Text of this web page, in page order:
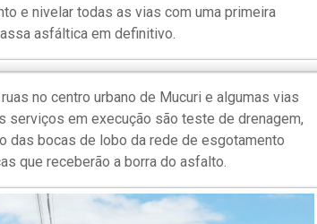
e nivelar todas as vias com uma primeira
asfáltica em definitivo.
no centro urbano de Mucuri e algumas vias
em execução são teste de drenagem,
das bocas de lobo da rede de esgotamento
que receberão a borra do asfalto.